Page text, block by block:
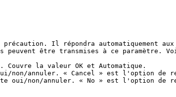
Il répondra automatiquement
être transmises à ce paramètre.
la valeur OK et Automatique.
non/annuler. « Cancel » est l'option de
oui/non/annuler. « No » est l'option de